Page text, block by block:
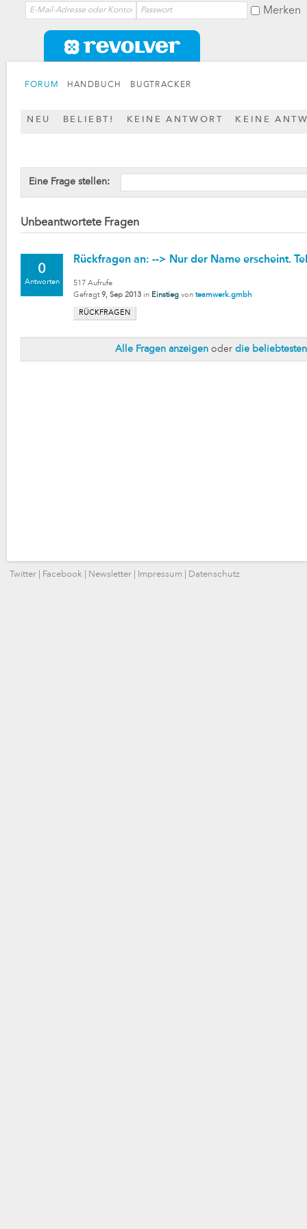
Merken
FORUM HANDBUCH BUGTRACKER
NEU BELIEBT! KEINE ANTWORT KEINE
Eine Frage stellen:
Unbeantwortete Fragen
0
Antworten
Rückfragen an: --> Nur der Name erscheint.
517 Aufrufe
Gefragt 9, Sep 2013 in Einstieg von teamwerk.gmbh
RÜCKFRAGEN
Alle Fragen anzeigen oder die beliebtesten
Twitter Facebook Newsletter Impressum Datenschutz